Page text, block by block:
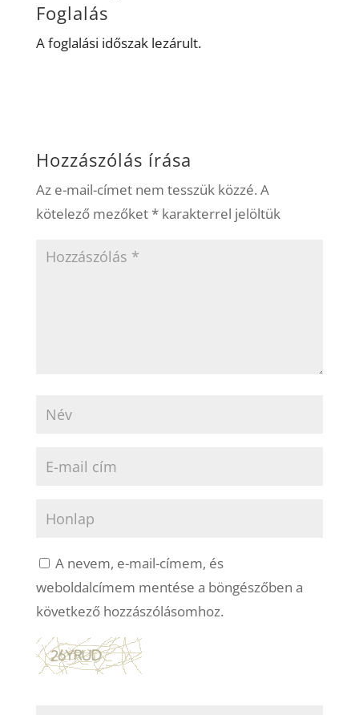
Foglalás
A foglalási időszak lezárult.
Hozzászólás írása
Az e-mail-címet nem tesszük közzé. A
kötelező mezőket*karakterrel jelöltük
A nevem, e-mail-címem, és
weboldalcímem mentése a böngészőben a
következő hozzászólásomhoz.